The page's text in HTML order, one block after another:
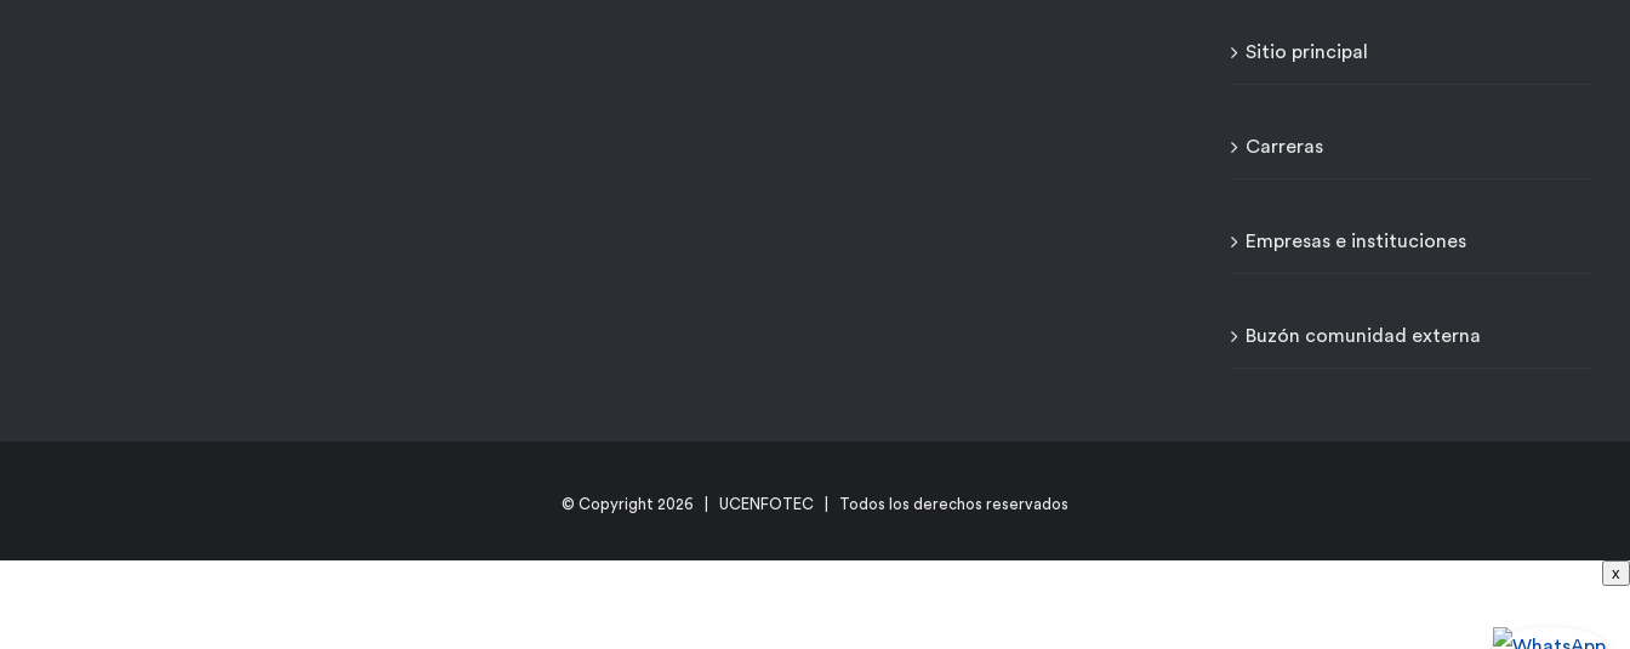
Sitio principal
Carreras
Empresas e instituciones
Buzón comunidad externa
© Copyright 2026 | UCENFOTEC | Todos los derechos reservados
x